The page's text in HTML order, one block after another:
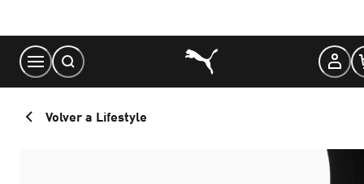
Content
Volver a Lifestyle